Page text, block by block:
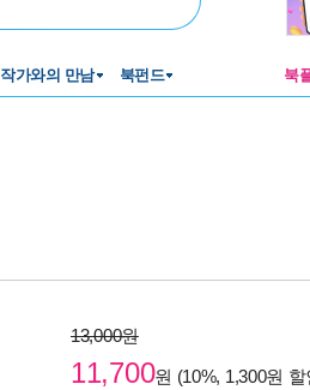
작가와의 만남 북펀드 북
13,000원
11,700원 (10%, 1,300원 할